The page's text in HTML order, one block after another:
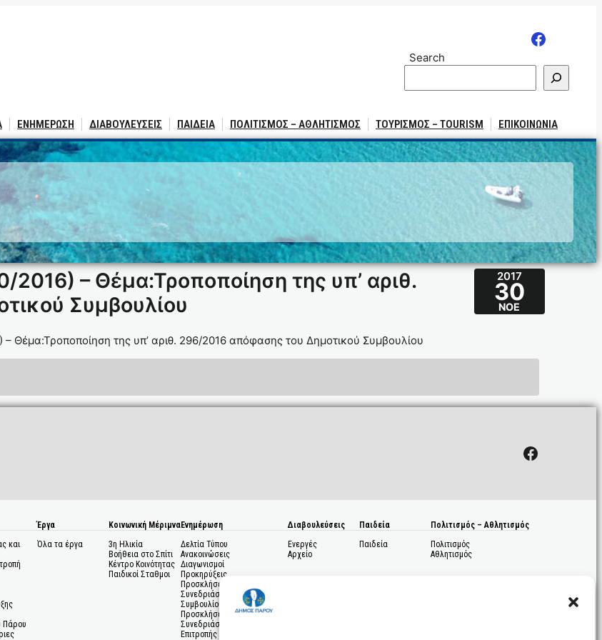
Search
ΕΝΗΜΕΡΩΣΗ ΔΙΑΒΟΥΛΕΥΣΕΙΣ ΠΑΙΔΕΙΑ ΠΟΛΙΤΙΣΜΟΣ – ΑΘΛΗΤΙΣΜΟΣ ΤΟΥΡΙΣΜΟΣ – TOURISM ΕΠΙΚΟΙΝΩΝΙΑ
– Θέμα:Τροποποίηση της υπ’ αριθ.
Συμβουλίου
2017
30
ΝΟΈ
Θέμα:Τροποποίηση της υπ’ αριθ. 296/2016 απόφασης του Δημοτικού Συμβουλίου
Facebook
και
Πάρου
Έργα
Όλα τα έργα
Κοινωνική Μέριμνα
3η Ηλικία
Βοήθεια στο Σπίτι
Κέντρο Κοινότητας
Παιδικοί Σταθμοι
Ενημέρωση
Δελτία Τύπου
Ανακοινώσεις
Διαγωνισμοί
Προκηρύξεις
Προσκλήσεις σε
Συνεδριάσεις Δημοτικού
Συμβουλίου
Προσκλήσεις σε
Συνεδριάσεις Δημοτικής
Επιτροπής
Διαβουλεύσεις
Ενεργές
Αρχείο
Παιδεία
Παιδεία
Πολιτισμός – Αθλητισμός
Πολιτισμός
Αθλητισμός